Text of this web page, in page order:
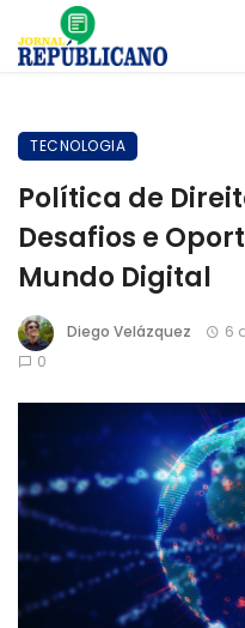
TECNOLOGIA
Política de
Desafios e
Mundo Digital
Diego Velázquez 6
0